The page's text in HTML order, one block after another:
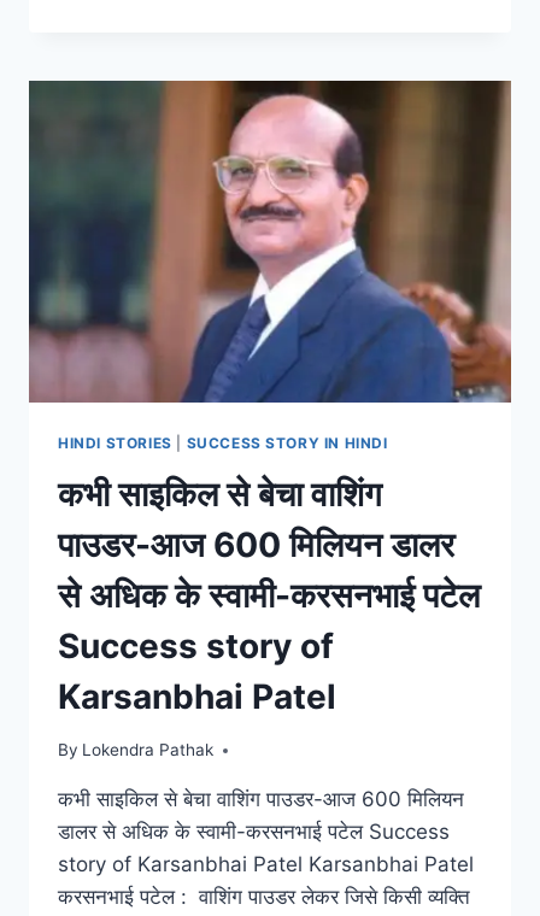
50
INSPIRATIONAL
SUCCESS
STORY
LIJJAT
HINDI STORIES SUCCESS STORY IN HINDI
कभी साइकिल से बेचा वाशिंग
पाउडर-आज 600 मिलियन डालर
से अधिक के स्वामी-करसनभाई पटेल
Success story of
Karsanbhai Patel
By Lokendra Pathak
कभी साइकिल से बेचा वाशिंग पाउडर-आज 600 मिलियन
डालर से अधिक के स्वामी-करसनभाई पटेल Success
story of Karsanbhai Patel Karsanbhai Patel
करसनभाई पटेल : वाशिंग पाउडर लेकर जिसे किसी व्यक्ति